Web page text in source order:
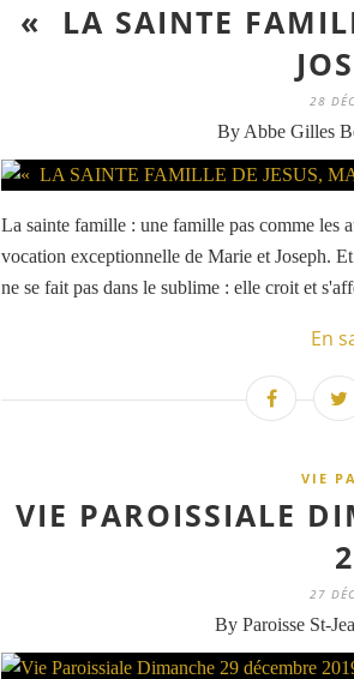
« LA SAINTE
28
By Abbe Gilles
La sainte famille : une famille pas comme les
vocation exceptionnelle de Marie et Joseph.
ne se fait pas dans le sublime : elle croit et
En
VIE
VIE PAROISSIALE
27
By Paroisse St-